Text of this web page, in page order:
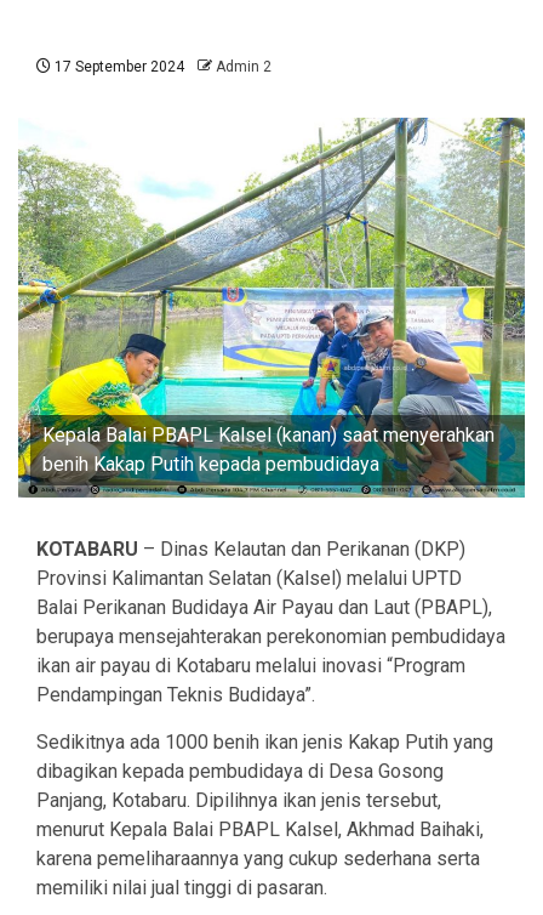
17 September 2024 Admin 2
Kepala Balai PBAPL Kalsel (kanan) saat menyerahkan
benih Kakap Putih kepada pembudidaya
KOTABARU – Dinas Kelautan dan Perikanan (DKP)
Provinsi Kalimantan Selatan (Kalsel) melalui UPTD
Balai Perikanan Budidaya Air Payau dan Laut (PBAPL),
berupaya mensejahterakan perekonomian pembudidaya
ikan air payau di Kotabaru melalui inovasi “Program
Pendampingan Teknis Budidaya”.
Sedikitnya ada 1000 benih ikan jenis Kakap Putih yang
dibagikan kepada pembudidaya di Desa Gosong
Panjang, Kotabaru. Dipilihnya ikan jenis tersebut,
menurut Kepala Balai PBAPL Kalsel, Akhmad Baihaki,
karena pemeliharaannya yang cukup sederhana serta
memiliki nilai jual tinggi di pasaran.